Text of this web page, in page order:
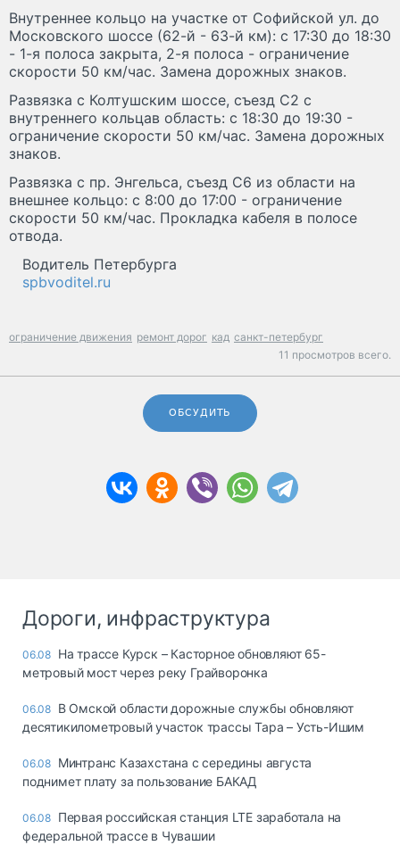
Внутреннее кольцо на участке от Софийской ул. до
Московского шоссе (62-й - 63-й км): с 17:30 до 18:30
- 1-я полоса закрыта, 2-я полоса - ограничение
скорости 50 км/час. Замена дорожных знаков.
Развязка с Колтушским шоссе, съезд С2 с
внутреннего кольцав область: с 18:30 до 19:30 -
ограничение скорости 50 км/час. Замена дорожных
знаков.
Развязка с пр. Энгельса, съезд С6 из области на
внешнее кольцо: с 8:00 до 17:00 - ограничение
скорости 50 км/час. Прокладка кабеля в полосе
отвода.
Водитель Петербурга
spbvoditel.ru
ограничение движения ремонт дорог кад санкт-петербург
11 просмотров всего.
ОБСУДИТЬ
Дороги, инфраструктура
06.08 На трассе Курск – Касторное обновляют 65-
метровый мост через реку Грайворонка
06.08 В Омской области дорожные службы обновляют
десятикилометровый участок трассы Тара – Усть-Ишим
06.08 Минтранс Казахстана с середины августа
поднимет плату за пользование БАКАД
06.08 Первая российская станция LTE заработала на
федеральной трассе в Чувашии